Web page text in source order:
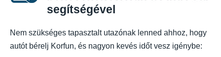
segítségével
Nem szükséges tapasztalt utazónak lenned ahhoz, hogy
autót bérelj Korfun, és nagyon kevés időt vesz igénybe: